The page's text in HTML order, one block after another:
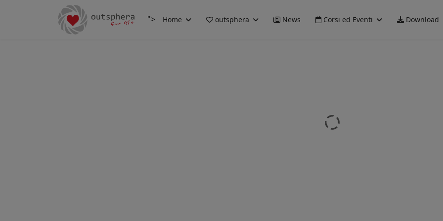
"> Home outsphera News Corsi ed Eventi Download